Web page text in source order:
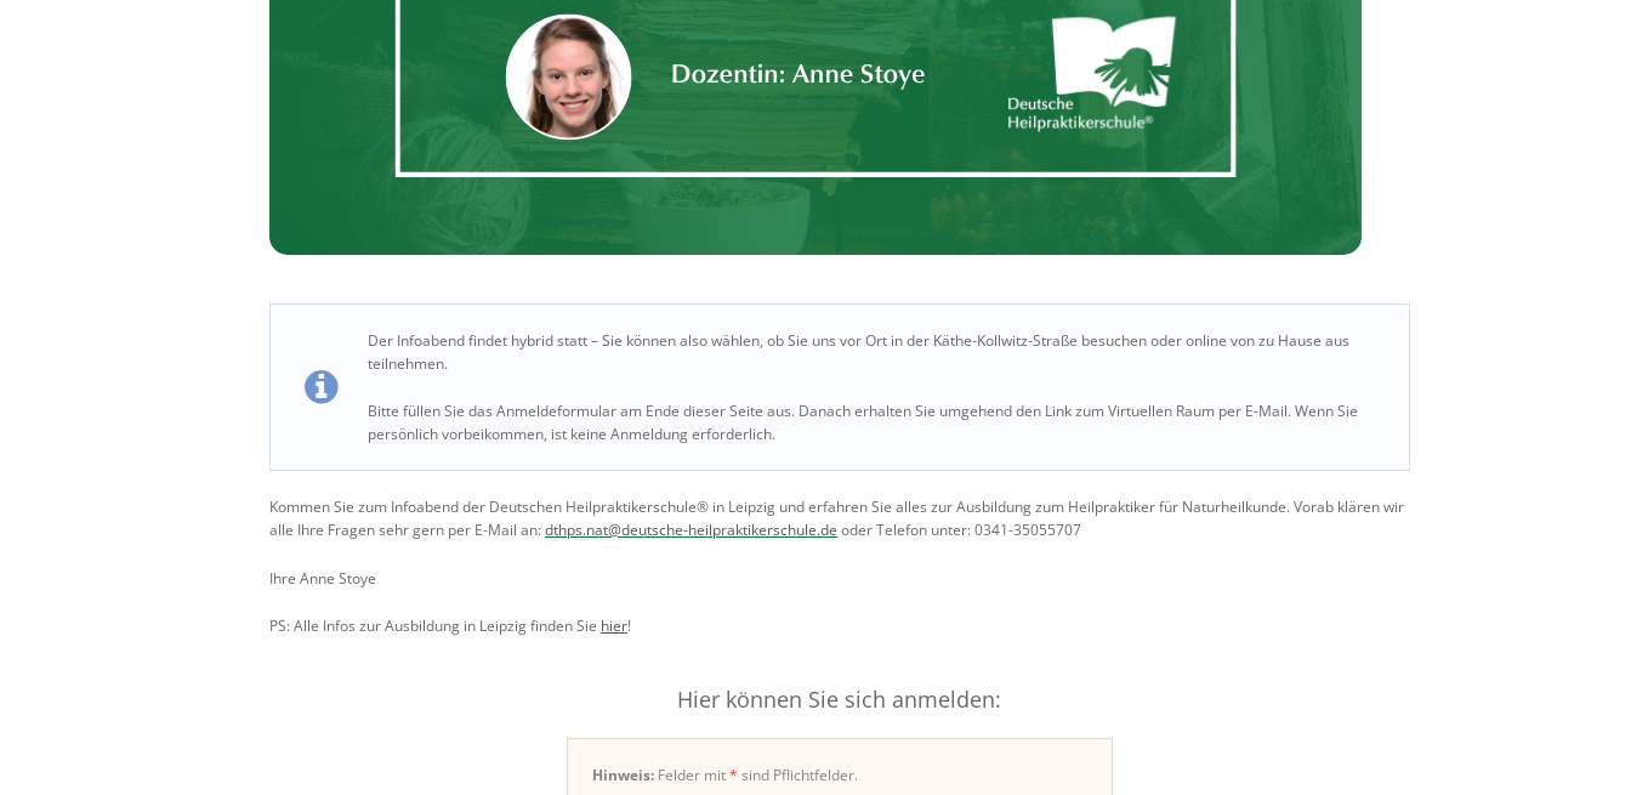
Der Infoabend findet hybrid statt – Sie können also wählen, ob Sie uns vor Ort in der Käthe-Kollwitz-Straße besuchen oder online von zu Hause aus
teilnehmen.
Bitte füllen Sie das Anmeldeformular am Ende dieser Seite aus. Danach erhalten Sie umgehend den Link zum Virtuellen Raum per E-Mail. Wenn Sie
persönlich vorbeikommen, ist keine Anmeldung erforderlich.
Kommen Sie zum Infoabend der Deutschen Heilpraktikerschule® in Leipzig und erfahren Sie alles zur Ausbildung zum Heilpraktiker für Naturheilkunde. Vorab klären wir
alle Ihre Fragen sehr gern per E-Mail an:dthps.nat@deutsche-heilpraktikerschule.de oder Telefon unter: 0341-35055707
Ihre Anne Stoye
PS: Alle Infos zur Ausbildung in Leipzig finden Sie hier!
Hier können Sie sich anmelden:
Hinweis:Felder mit* sind Pflichtfelder.